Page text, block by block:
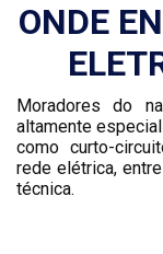
ONDE
Moradores do
altamente
como curto-
rede elétrica,
técnica.